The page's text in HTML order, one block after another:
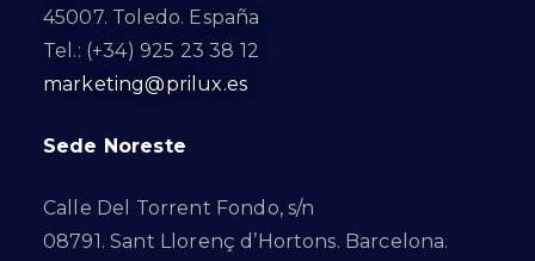
45007. Toledo. España
Tel.: (+34) 925 23 38 12
marketing@prilux.es
Sede Noreste
Calle Del Torrent Fondo, s/n
08791. Sant Llorenç d’Hortons. Barcelona.